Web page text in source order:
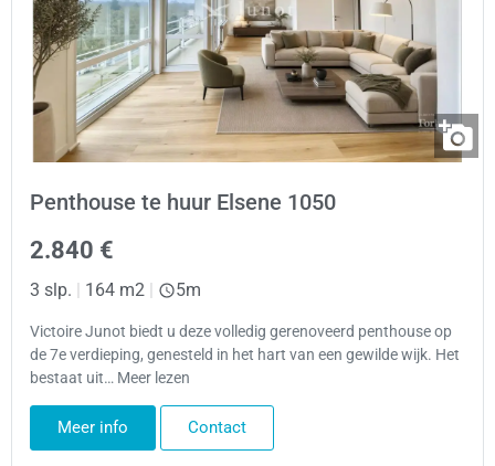
Penthouse te huur Elsene 1050
2.840 €
3 slp. 164 m2 5m
Victoire Junot biedt u deze volledig gerenoveerd penthouse op
de 7e verdieping, genesteld in het hart van een gewilde wijk. Het
bestaat uit… Meer lezen
Meer info Contact